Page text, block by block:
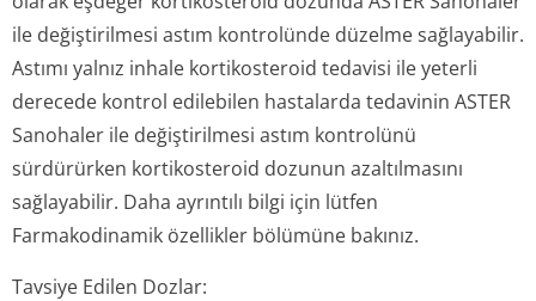
ile değiştirilmesi astım kontrolünde düzelme sağlayabilir.
Astımı yalnız inhale kortikosteroid tedavisi ile yeterli
derecede kontrol edilebilen hastalarda tedavinin ASTER
Sanohaler ile değiştirilmesi astım kontrolünü
sürdürürken kortikosteroid dozunun azaltılmasını
sağlayabilir. Daha ayrıntılı bilgi için lütfen
Farmakodinamik özellikler bölümüne bakınız.
Tavsiye Edilen Dozlar: